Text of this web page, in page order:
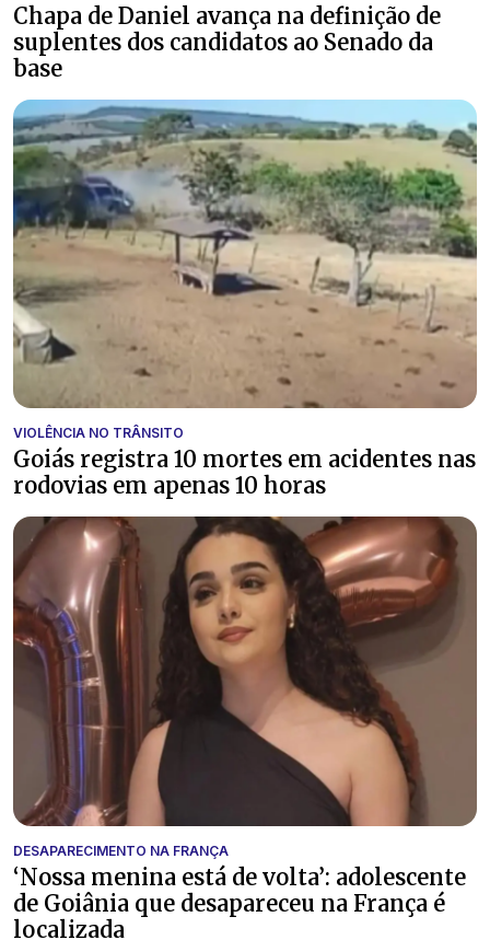
Chapa de Daniel avança na definição de
suplentes dos candidatos ao Senado da
base
VIOLÊNCIA NO TRÂNSITO
Goiás registra 10 mortes em acidentes nas
rodovias em apenas 10 horas
DESAPARECIMENTO NA FRANÇA
‘Nossa menina está de volta’: adolescente
de Goiânia que desapareceu na França é
localizada